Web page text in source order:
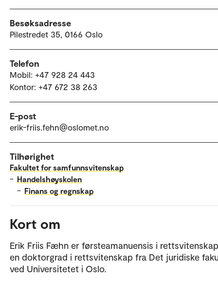
Besøksadresse
Pilestredet 35, 0166 Oslo
Telefon
Mobil: +47 928 24 443
Kontor: +47 672 38 263
E-post
erik-friis.fehn@oslomet.no
Tilhørighet
Fakultet for samfunnsvitenskap
– Handelshøyskolen
– Finans og regnskap
Kort om
Erik Friis Fæhn er førsteamanuensis i
en doktorgrad i rettsvitenskap fra Det juridiske
ved Universitetet i Oslo.